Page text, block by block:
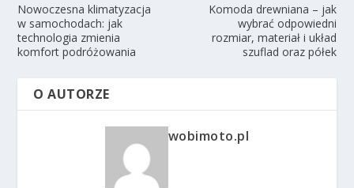
Nowoczesna klimatyzacja
w samochodach: jak
technologia zmienia
komfort podróżowania
Komoda drewniana – jak
wybrać odpowiedni
rozmiar, materiał i układ
szuflad oraz półek
O AUTORZE
wobimoto.pl